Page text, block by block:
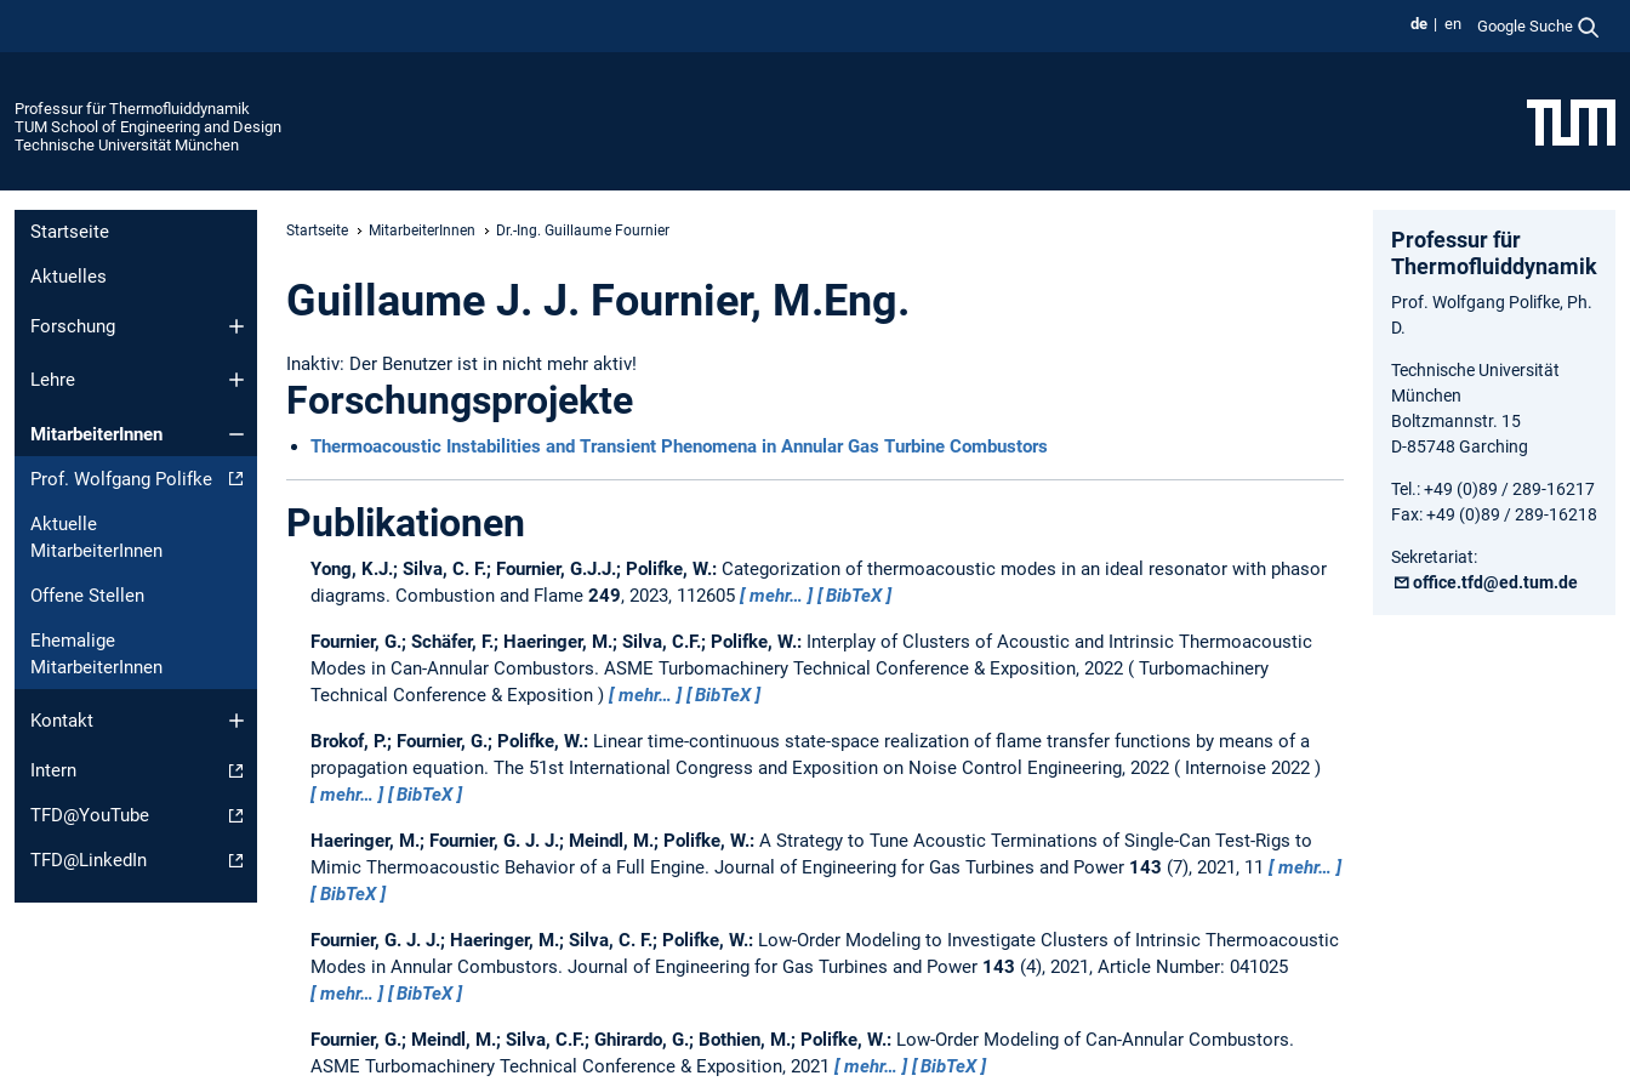
de en Google Suche
Professur für Thermofluiddynamik
TUM School of Engineering and Design
Technische Universität München
Startseite
Aktuelles
Forschung
Lehre
MitarbeiterInnen
Prof. Wolfgang Polifke
Aktuelle
MitarbeiterInnen
Offene Stellen
Ehemalige
MitarbeiterInnen
Kontakt
Intern
TFD@YouTube
TFD@LinkedIn
Startseite MitarbeiterInnen Dr.-Ing. Guillaume Fournier
Guillaume J. J. Fournier, M.Eng.
Inaktiv: Der Benutzer ist in nicht mehr aktiv!
Forschungsprojekte
Thermoacoustic Instabilities and Transient Phenomena in Annular Gas Turbine Combustors
Publikationen
Yong, K.J.; Silva, C. F.; Fournier, G.J.J.; Polifke, W.: Categorization of thermoacoustic modes in an ideal resonator with phasor
diagrams. Combustion and Flame 249, 2023, 112605 mehr… BibTeX
Fournier, G.; Schäfer, F.; Haeringer, M.; Silva, C.F.; Polifke, W.: Interplay of Clusters of Acoustic and Intrinsic Thermoacoustic
Modes in Can-Annular Combustors. ASME Turbomachinery Technical Conference & Exposition, 2022
Turbomachinery
Technical Conference & Exposition
mehr… BibTeX
Brokof, P.; Fournier, G.; Polifke, W.: Linear time-continuous state-space realization of flame transfer functions by means of a
propagation equation. The 51st International Congress and Exposition on Noise Control Engineering, 2022
Internoise 2022
mehr…
BibTeX
Haeringer, M.; Fournier, G. J. J.; Meindl, M.; Polifke, W.: A Strategy to Tune Acoustic Terminations of Single-Can Test-Rigs to
Mimic Thermoacoustic Behavior of a Full Engine. Journal of Engineering for Gas Turbines and Power 143 (7), 2021, 11
mehr…
BibTeX
Fournier, G. J. J.; Haeringer, M.; Silva, C. F.; Polifke, W.: Low-Order Modeling to Investigate Clusters of Intrinsic Thermoacoustic
Modes in Annular Combustors. Journal of Engineering for Gas Turbines and Power 143 (4), 2021, Article Number: 041025
mehr…
BibTeX
Fournier, G.; Meindl, M.; Silva, C.F.; Ghirardo, G.; Bothien, M.; Polifke, W.: Low-Order Modeling of Can-Annular Combustors.
ASME Turbomachinery Technical Conference & Exposition, 2021
mehr… BibTeX
Professur für
Thermofluiddynamik
Prof. Wolfgang Polifke, Ph.
D.
Technische Universität
München
Boltzmannstr. 15
D-85748 Garching
Tel.: +49 (0)89 / 289-16217
Fax: +49 (0)89 / 289-16218
Sekretariat:
office.tfd@ed.tum.de